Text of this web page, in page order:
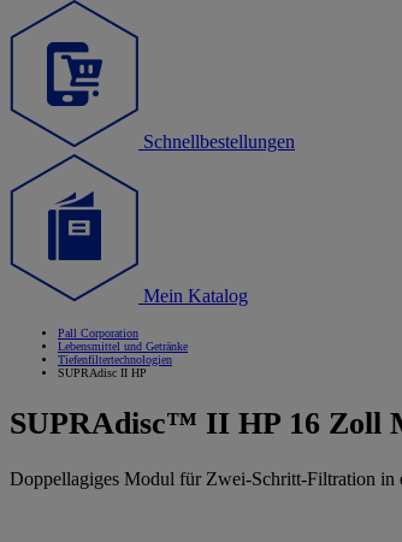
Schnellbestellungen
Mein Katalog
Pall Corporation
Lebensmittel und Getränke
Tiefenfiltertechnologien
SUPRAdisc II HP
SUPRAdisc™ II HP 16 Zoll
Doppellagiges Modul für Zwei-Schritt-Filtration in